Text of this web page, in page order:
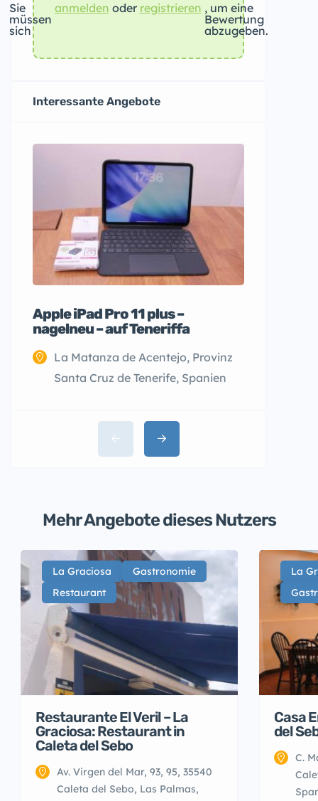
Sie
müssen
sich
anmelden oder registrieren , um eine
Bewertung
abzugeben.
Interessante Angebote
Apple iPad Pro 11 plus –
nagelneu – auf Teneriffa
La Matanza de Acentejo, Provinz
Santa Cruz de Tenerife, Spanien
Mehr Angebote dieses Nutzers
La Graciosa
Gastronomie
Restaurant
Restaurante El Veril – La
Graciosa: Restaurant in
Caleta del Sebo
Av. Virgen del Mar, 93, 95, 35540
Caleta del Sebo, Las Palmas,
La
Casa
del
C.